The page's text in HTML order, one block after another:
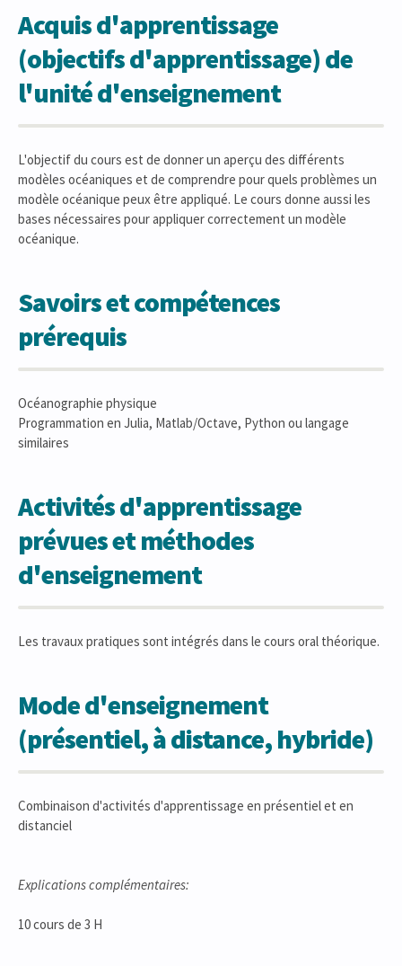
Acquis d'apprentissage
(objectifs d'apprentissage) de
l'unité d'enseignement
L'objectif du cours est de donner un aperçu des différents
modèles océaniques et de comprendre pour quels problèmes un
modèle océanique peux être appliqué. Le cours donne aussi les
bases nécessaires pour appliquer correctement un modèle
océanique.
Savoirs et compétences
prérequis
Océanographie physique
Programmation en Julia, Matlab/Octave, Python ou langage
similaires
Activités d'apprentissage
prévues et méthodes
d'enseignement
Les travaux pratiques sont intégrés dans le cours oral théorique.
Mode d'enseignement
(présentiel, à distance, hybride)
Combinaison d'activités d'apprentissage en présentiel et en
distanciel
Explications complémentaires:
10 cours de 3 H